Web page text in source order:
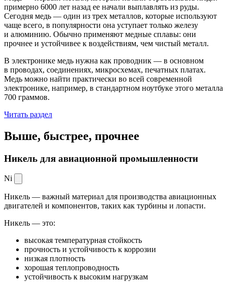
примерно 6000 лет назад ее начали выплавлять из руды.
Сегодня медь — один из трех металлов, которые используют
чаще всего, в популярности она уступает только железу
и алюминию. Обычно применяют медные сплавы: они
прочнее и устойчивее к воздействиям, чем чистый металл.
В электронике медь нужна как проводник — в основном
в проводах, соединениях, микросхемах, печатных платах.
Медь можно найти практически во всей современной
электронике, например, в стандартном ноутбуке этого металла
700 граммов.
Читать раздел
Выше, быстрее, прочнее
Никель для авиационной промышленности
Ni
Никель — важный материал для производства авиационных
двигателей и компонентов, таких как турбины и лопасти.
Никель — это:
высокая температурная стойкость
прочность и устойчивость к коррозии
низкая плотность
хорошая теплопроводность
устойчивость к высоким нагрузкам